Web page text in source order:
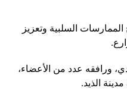
السلبية وتعزيز
ورافقه عدد من الأعضاء،
الذيد.